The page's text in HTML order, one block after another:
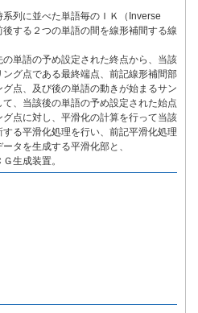
列に並べた単語毎のＩＫ（Inverse
する２つの単語の間を線形補間する線
単語の予め設定された終点から、当該
グ点である最終端点、前記線形補間部
点、及び後の単語の動きが始まるサン
、当該後の単語の予め設定された始点
点に対し、平滑化の計算を行って当該
る平滑化処理を行い、前記平滑化処理
タを生成する平滑化部と、
生成装置。